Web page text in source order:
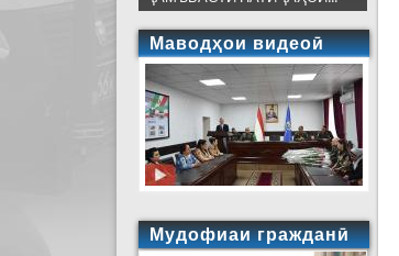
Маводҳои видеоӣ
Мудофиаи гражданӣ